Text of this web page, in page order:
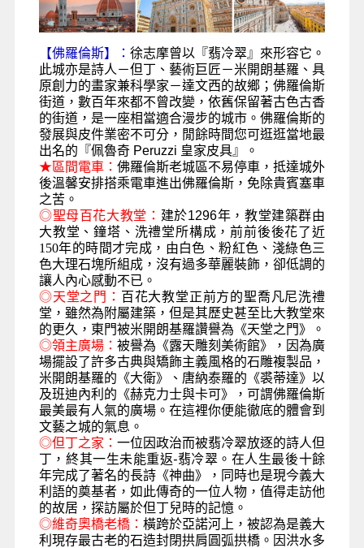
【佛羅倫斯】： 徐志摩曾以『翡冷翠』來形容它。
此城亦是詩人－但丁、藝術巨匠－米開朗基羅、具
原創力的畫家兼科學家－達文西的故鄉；佛羅倫斯
街道，數百年來都不曾改變，依舊保留著古色古香
的街道，是一座相當適合漫步的城市。佛羅倫斯的
發展與皮件業密不可分，閒餘時間您可逛逛當地最
出名的 『佩魯奇Peruzzi 皇家皮具』
。
★區間電車： 佛羅倫斯老城區不易停車，抵達城外
後溫馨安排搭乘電車進出佛羅倫斯，免除貴賓塞車
之苦。
◎聖母百花大教堂： 建於1296年，教堂建築群由
大教堂、鐘塔、洗禮堂所構成，前前後後花了近
150年的時間才完成，由白色、粉紅色、淺綠色三
色大理石塊所組成，沒有過多華麗裝飾，卻低調的
讓人內心感動不已。
◎天堂之門： 百花大教堂正前方的聖喬凡尼洗禮
堂，雖然為附屬建築，但是其歷史甚至比大教堂來
的更久，東門被米開朗基羅讚譽為《天堂之門》。
◎領主廣場： 被譽為《露天雕刻美術館》， 因為廣
場擺設了許多古典與矯飾主義風格的石雕複製品，
米開朗基羅的《大衛》、唐納泰羅的《裘蒂達》以
及班迪內利的《赫克力士與卡可》，可謂佛羅倫斯
最美最有人氣的廣場。 在這裡你便能徹底的體會到
文藝之城的氣息。
◎但丁之家： 一位因政治而被翡冷翠放逐的詩人但
丁， 終其一生未能重返-翡冷翠。在人生最後十餘
年完成了著名的長詩《神曲》，同時也是現今義大
利語的奠基者，如此傳奇的一位人物，值得走訪他
的故居，探訪屬於但丁兒時的記憶。
◎維奇奧橋老橋： 橫跨於亞諾河上，被認為是義大
利現存最古老的石造封閉拱肩圓弧拱橋。 因洪水多